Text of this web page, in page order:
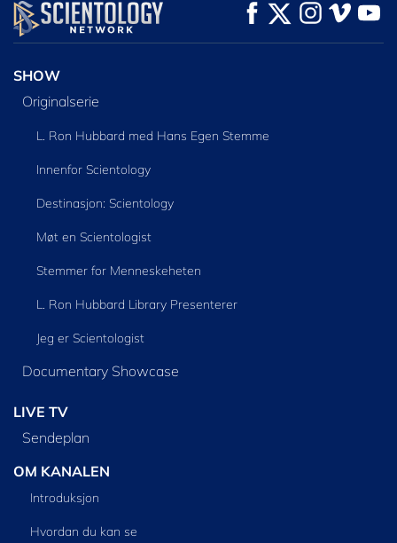
SE UTFORSK SERIEN
SHOW
Originalserie
L. Ron Hubbard med Hans Egen Stemme
Innenfor Scientology
Destinasjon: Scientology
Møt en Scientologist
Stemmer for Menneskeheten
L. Ron Hubbard Library Presenterer
Jeg er Scientologist
Documentary Showcase
LIVE TV
Sendeplan
OM KANALEN
Introduksjon
Hvordan du kan se